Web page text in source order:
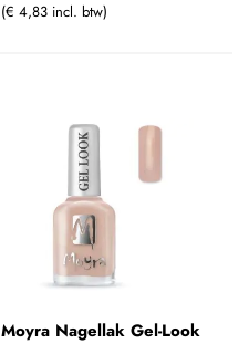
(€ 4,83 incl. btw)
Moyra Nagellak Gel-Look